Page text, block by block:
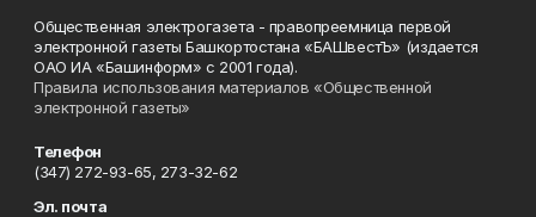
Общественная электрогазета - правопреемница первой
электронной газеты Башкортостана «БАШвестЪ» (издается
ОАО ИА «Башинформ» с 2001 года).
Правила использования материалов «Общественной
электронной газеты»
Телефон
(347) 272-93-65, 273-32-62
Эл. почта